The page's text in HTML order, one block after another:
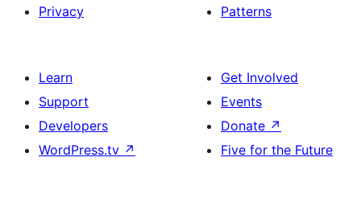
Privacy
Patterns
Learn
Support
Developers
WordPress.tv ↗
Get Involved
Events
Donate ↗
Five for the Future